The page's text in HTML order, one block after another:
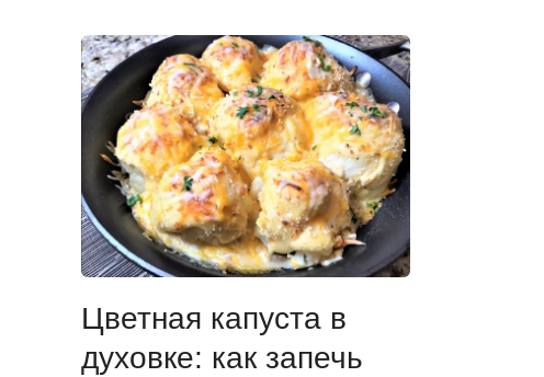
Цветная капуста в
духовке: как запечь